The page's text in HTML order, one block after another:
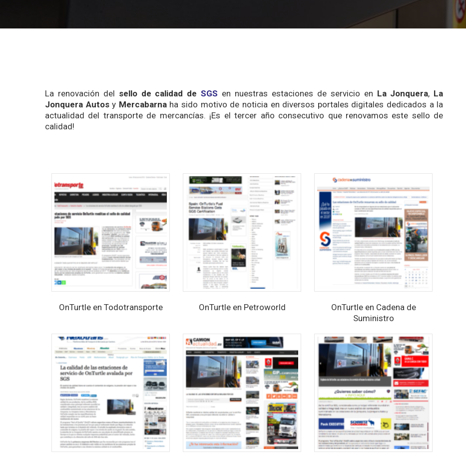
La renovación del sello de calidad deSGS en nuestras estaciones de servicio en La Jonquera, La
Jonquera Autosy Mercabarnaha sido motivo de noticia en diversos portales digitales dedicados a la
actualidad del transporte de mercancías. ¡Es el tercer año consecutivo que renovamos este sello de
calidad!
OnTurtle en Todotransporte OnTurtle en Petroworld
OnTurtle en Cadena de
Suministro